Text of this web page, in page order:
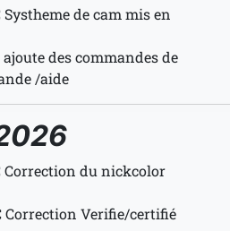
Systheme de cam mis en
ajoute des commandes de
/aide
Correction du nickcolor
Correction Verifie/certifié